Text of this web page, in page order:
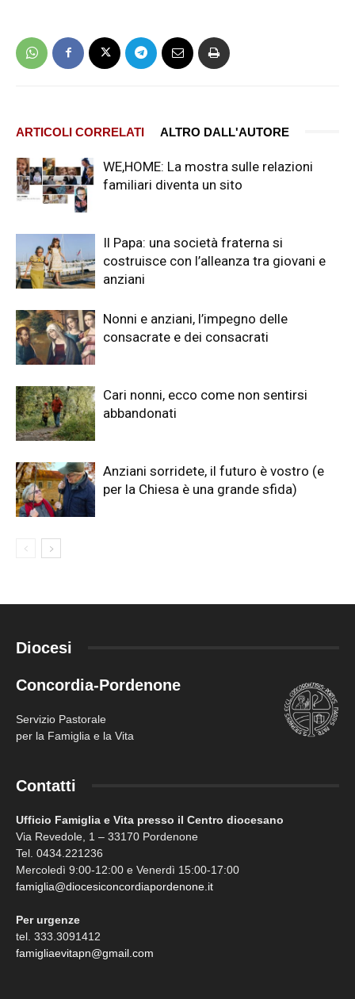
ARTICOLI CORRELATI ALTRO DALL'AUTORE
WE,HOME: La mostra sulle relazioni
familiari diventa un sito
Il Papa: una società fraterna si
costruisce con l’alleanza tra giovani e
anziani
Nonni e anziani, l’impegno delle
consacrate e dei consacrati
Cari nonni, ecco come non sentirsi
abbandonati
Anziani sorridete, il futuro è vostro (e
per la Chiesa è una grande sfida)
Diocesi
Concordia-Pordenone
Servizio Pastorale
per la Famiglia e la Vita
Contatti
Ufficio Famiglia e Vita presso il Centro diocesano
Via Revedole, 1 – 33170 Pordenone
Tel. 0434.221236
Mercoledì 9:00-12:00 e Venerdì 15:00-17:00
famiglia@diocesiconcordiapordenone.it
Per urgenze
tel. 333.3091412
famigliaevitapn@gmail.com